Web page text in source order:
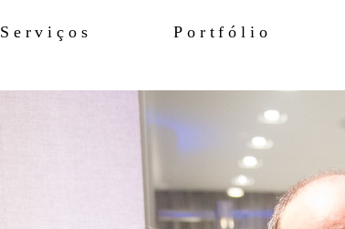
Serviços Portfólio